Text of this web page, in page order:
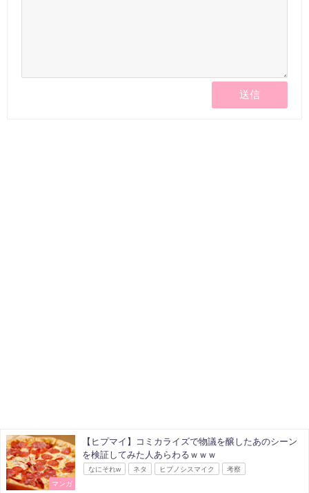
マンガ
【ヒプマイ】コミカライズで物議を醸したあのシーン
を検証してみた人あらわるｗｗｗ
なにそれw ネタ ヒプノシスマイク 考察